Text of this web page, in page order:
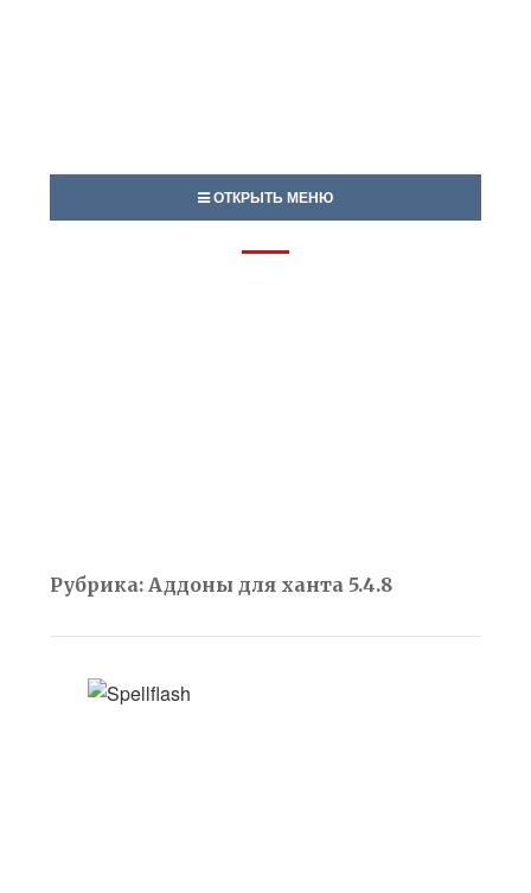
ОТКРЫТЬ МЕНЮ
Рубрика:Аддоны для ханта 5.4.8